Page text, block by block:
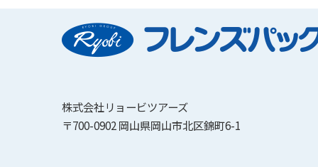
株式会社リョービツアーズ
〒700-0902 岡山県岡山市北区錦町6-1